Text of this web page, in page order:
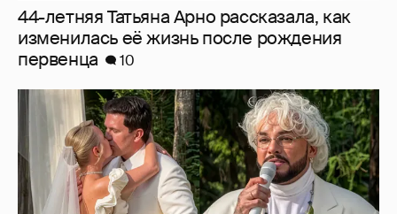
44-летняя Татьяна Арно рассказала, как
изменилась её жизнь после рождения
первенца
10